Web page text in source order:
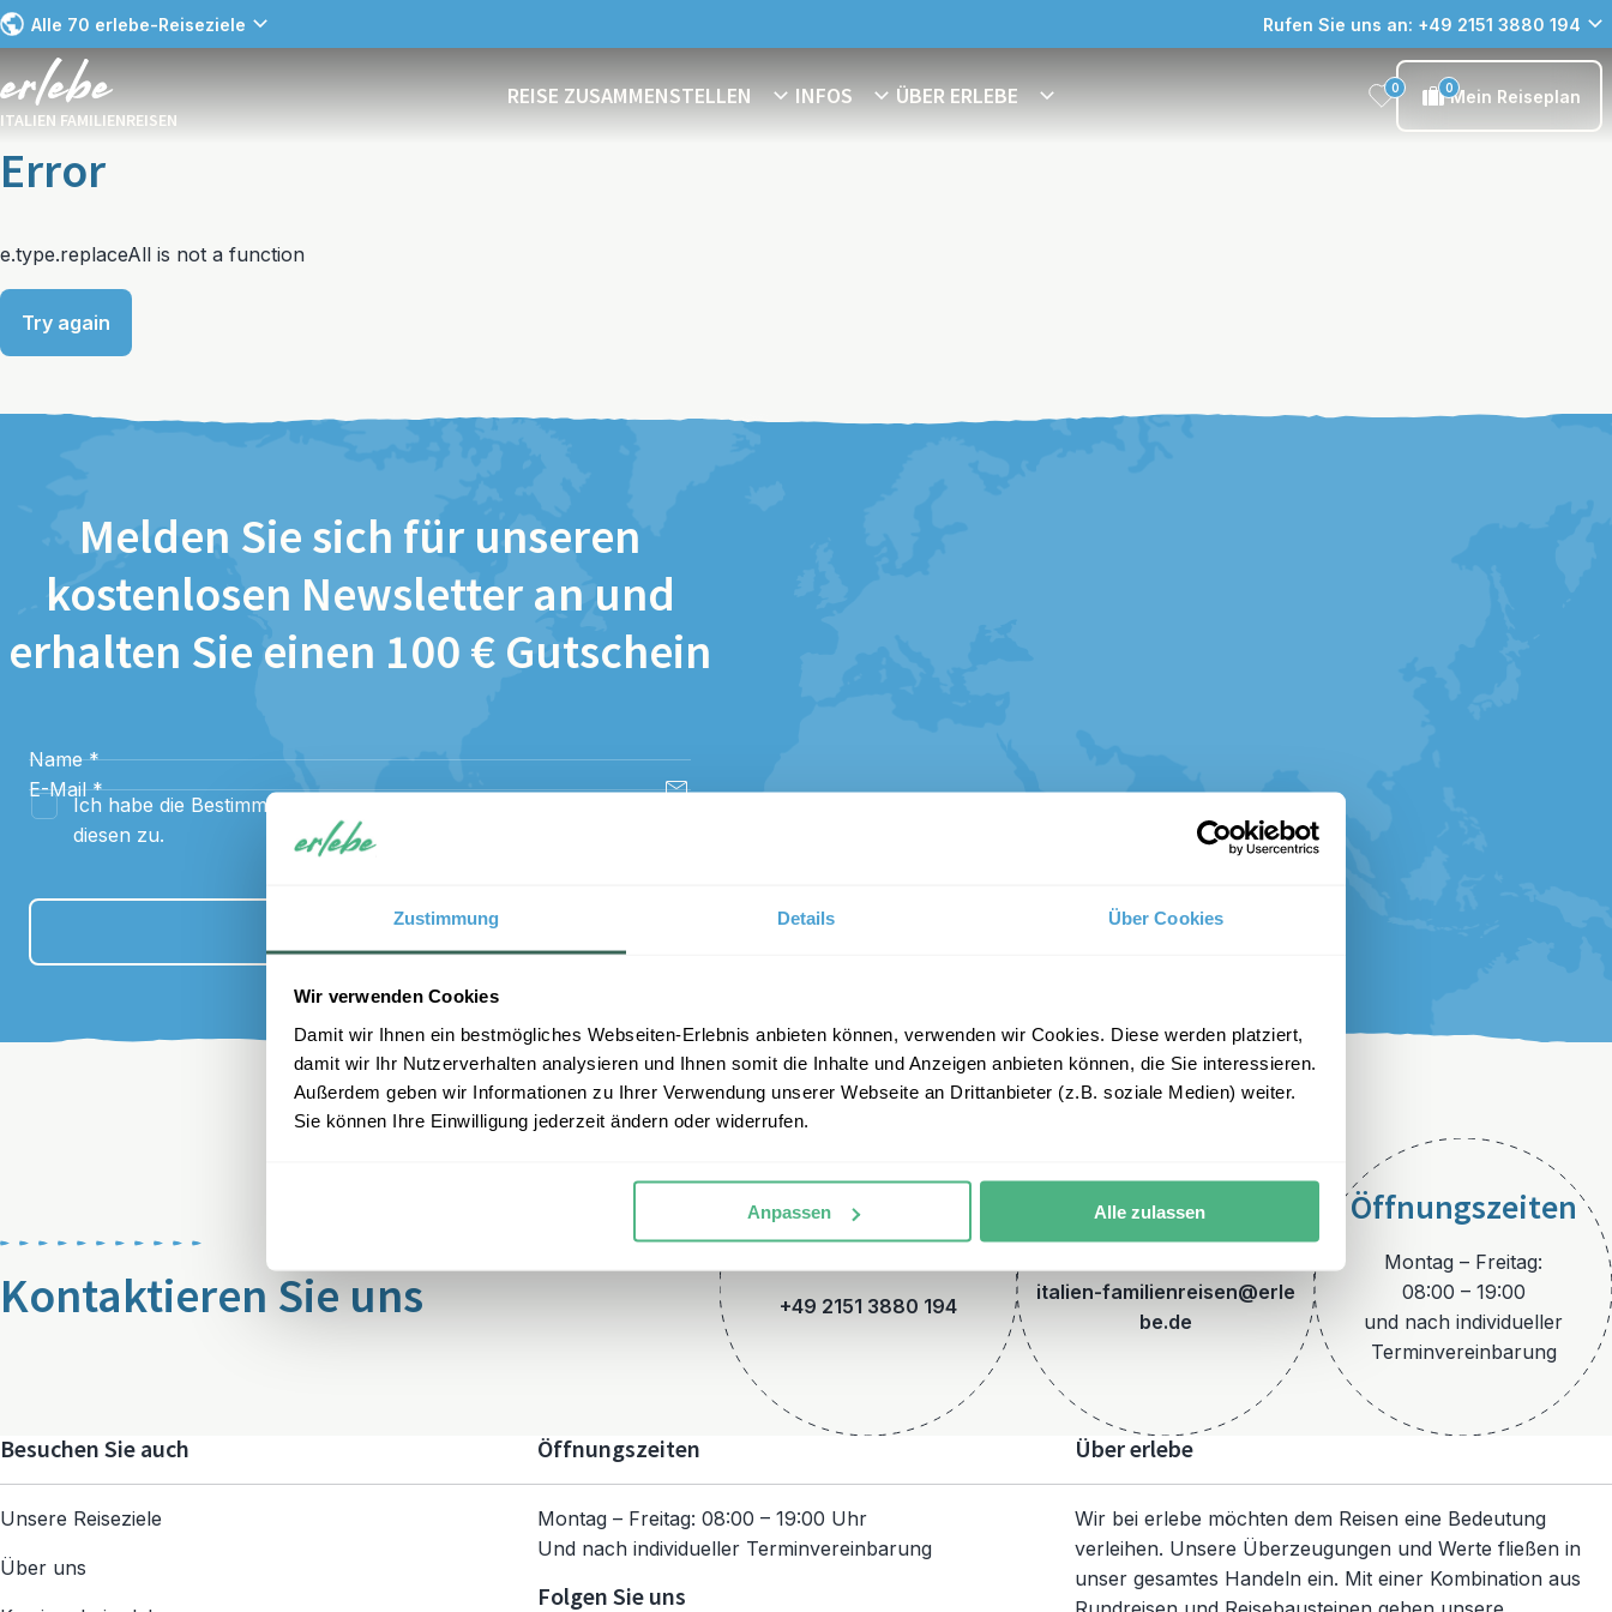
Zustimmung Details Über Cookies
Wir verwenden Cookies
Damit wir Ihnen ein bestmögliches Webseiten-Erlebnis anbieten können, verwenden wir Cookies. Diese werden platziert,
damit wir Ihr Nutzerverhalten analysieren und Ihnen somit die Inhalte und Anzeigen anbieten können, die Sie interessieren.
Außerdem geben wir Informationen zu Ihrer Verwendung unserer Webseite an Drittanbieter (z.B. soziale Medien) weiter.
Sie können Ihre Einwilligung jederzeit ändern oder widerrufen.
Anpassen Alle zulassen
Alle 70 erlebe-Reiseziele Rufen Sie uns an: +49 2151 3880 194
ITALIEN FAMILIENREISEN
REISE ZUSAMMENSTELLEN INFOS ÜBER ERLEBE 0 0Mein Reiseplan
Error
e.type.replaceAll is not a function
Try again
Melden Sie sich für unseren
kostenlosen Newsletter an und
erhalten Sie einen 100 € Gutschein
Name *
E-Mail *
Ich habe die Bestimmungen zum
diesen zu.
Anmelden
Kontaktieren Sie uns
Telefon
+49 2151 3880 194
E-Mail
italien-familienreisen@erle
be.de
Öffnungszeiten
Montag – Freitag:
08:00 – 19:00
und nach individueller
Terminvereinbarung
Besuchen Sie auch
Unsere Reiseziele
Über uns
Öffnungszeiten
Montag – Freitag: 08:00 – 19:00 Uhr
Und nach individueller Terminvereinbarung
Folgen Sie uns
Über erlebe
Wir bei erlebe möchten dem Reisen eine Bedeutung
verleihen. Unsere Überzeugungen und Werte fließen in
unser gesamtes Handeln ein. Mit einer Kombination aus